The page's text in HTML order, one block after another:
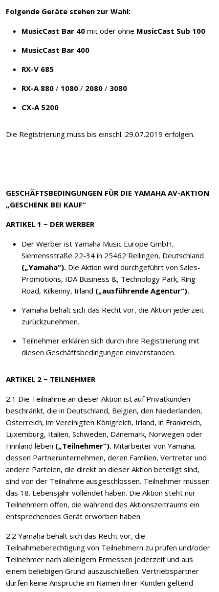
Folgende Geräte stehen zur Wahl:
MusicCast Bar 40 mit oder ohne MusicCast Sub 100
MusicCast Bar 400
RX-V 685
RX-A 880 / 1080 / 2080 / 3080
CX-A 5200
Die Registrierung muss bis einschl. 29.07.2019 erfolgen.
GESCHÄFTSBEDINGUNGEN FÜR DIE YAMAHA AV-AKTION
„GESCHENK BEI KAUF“
ARTIKEL 1 − DER WERBER
Der Werber ist Yamaha Music Europe GmbH,
Siemensstraße 22-34 in 25462 Rellingen, Deutschland
(„Yamaha“). Die Aktion wird durchgeführt von Sales-
Promotions, IDA Business &, Technology Park, Ring
Road, Kilkenny, Irland („ausführende Agentur“).
Yamaha behält sich das Recht vor, die Aktion jederzeit
zurückzunehmen.
Teilnehmer erklären sich durch ihre Registrierung mit
diesen Geschäftsbedingungen einverstanden.
ARTIKEL 2 − TEILNEHMER
2.1 Die Teilnahme an dieser Aktion ist auf Privatkunden
beschränkt, die in Deutschland, Belgien, den Niederlanden,
Österreich, im Vereinigten Königreich, Irland, in Frankreich,
Luxemburg, Italien, Schweden, Dänemark, Norwegen oder
Finnland leben („Teilnehmer“). Mitarbeiter von Yamaha,
dessen Partnerunternehmen, deren Familien, Vertreter und
andere Parteien, die direkt an dieser Aktion beteiligt sind,
sind von der Teilnahme ausgeschlossen. Teilnehmer müssen
das 18. Lebensjahr vollendet haben. Die Aktion steht nur
Teilnehmern offen, die während des Aktionszeitraums ein
entsprechendes Gerät erworben haben.
2.2 Yamaha behält sich das Recht vor, die
Teilnahmeberechtigung von Teilnehmern zu prüfen und/oder
Teilnehmer nach alleinigem Ermessen jederzeit und aus
einem beliebigen Grund auszuschließen. Vertriebspartner
dürfen keine Ansprüche im Namen ihrer Kunden geltend